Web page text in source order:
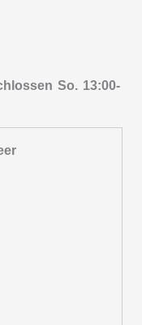
So. 13:00-